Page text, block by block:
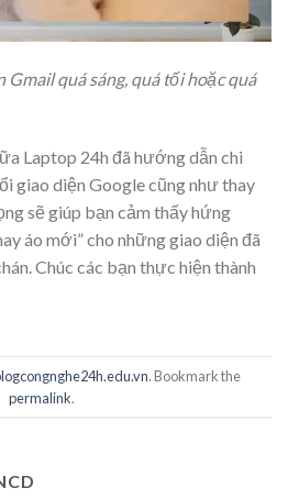
Gmail quá sáng, quá tối hoặc quá
Laptop 24h đã hướng dẫn chi
giao diện Google cũng như thay
sẽ giúp bạn cảm thấy hứng
áo mới” cho những giao diện đã
Chúc các bạn thực hiện thành
. Bookmark the
permalink.